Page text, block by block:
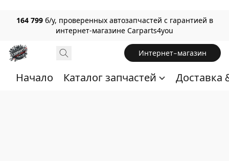
164 799 б/у, проверенных автозапчастей с гарантией в
интернет-магазине Carparts4you
Интернет-магазин
Начало Каталог запчастей Доставка